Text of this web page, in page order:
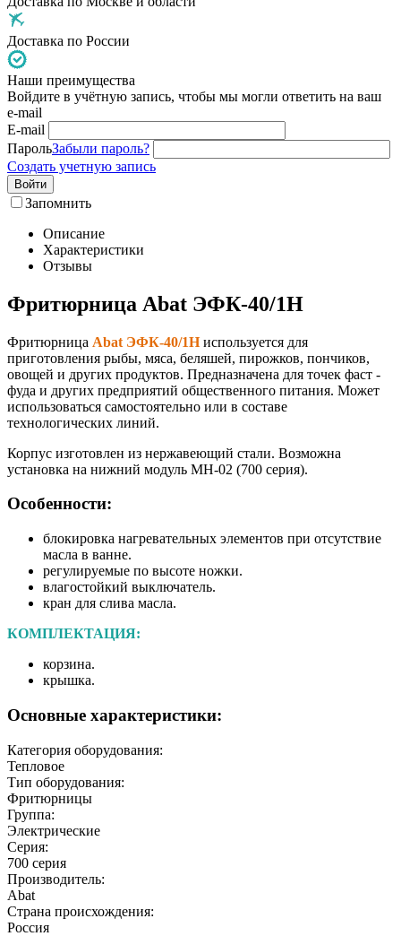
Доставка по России
Наши преимущества
Войдите в учётную запись, чтобы мы могли ответить на ваш
e-mail
E-mail
ПарольЗабыли пароль?
Создать учетную запись
Войти
Запомнить
Описание
Характеристики
Отзывы
Фритюрница Abat ЭФК-40/1Н
Фритюрница Abat ЭФК-40/1Ниспользуется для
приготовления рыбы, мяса, беляшей, пирожков, пончиков,
овощей и других продуктов. Предназначена для точек фаст -
фуда и других предприятий общественного питания. Может
использоваться самостоятельно или в составе
технологических линий.
Корпус изготовлен из нержавеющий стали. Возможна
установка на нижний модуль МН-02 (700 серия).
Особенности:
блокировка нагревательных элементов при отсутствие
масла в ванне.
регулируемые по высоте ножки.
влагостойкий выключатель.
кран для слива масла.
КОМПЛЕКТАЦИЯ:
корзина.
крышка.
Основные характеристики:
Категория оборудования:
Тепловое
Тип оборудования:
Фритюрницы
Группа:
Электрические
Серия:
700 серия
Производитель:
Abat
Страна происхождения:
Россия